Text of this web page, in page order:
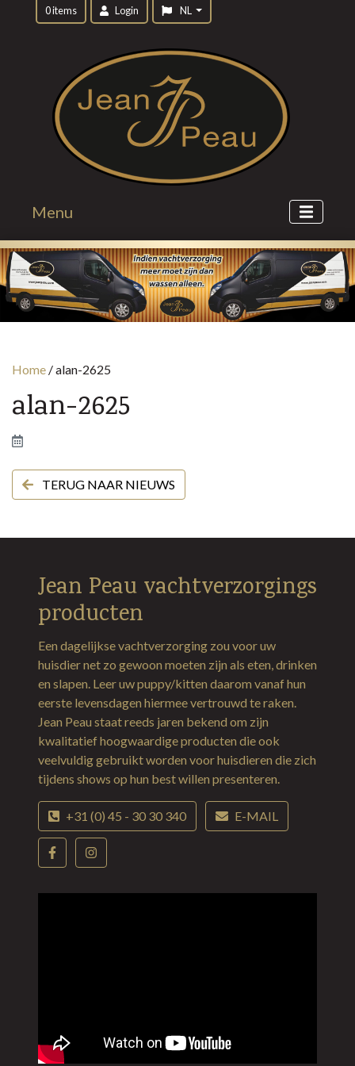
0 items Login NL
Menu
Home /alan-2625
alan-2625
TERUG NAAR NIEUWS
Jean Peau vachtverzorgings
producten
Een dagelijkse vachtverzorging zou voor uw
huisdier net zo gewoon moeten zijn als eten, drinken
en slapen. Leer uw puppy/kitten daarom vanaf hun
eerste levensdagen hiermee vertrouwd te raken.
Jean Peau staat reeds jaren bekend om zijn
kwalitatief hoogwaardige producten die ook
veelvuldig gebruikt worden voor huisdieren die zich
tijdens shows op hun best willen presenteren.
+31 (0) 45 - 30 30 340 E-MAIL